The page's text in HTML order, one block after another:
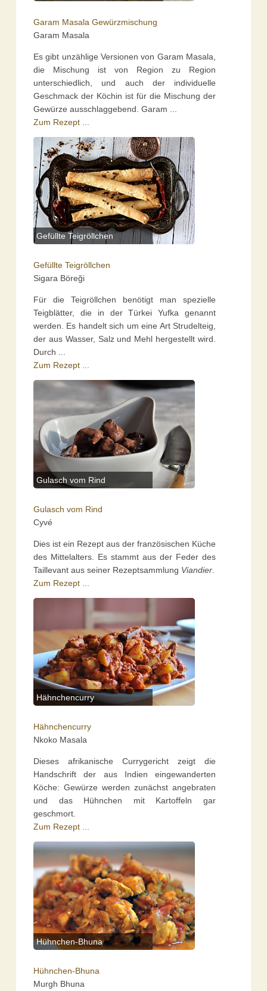
Garam Masala Gewürzmischung
Garam Masala
Es gibt unzählige Versionen von Garam Masala,
die Mischung ist von Region zu Region
unterschiedlich, und auch der individuelle
Geschmack der Köchin ist für die Mischung der
Gewürze ausschlaggebend. Garam ...
Zum Rezept ...
Gefüllte Teigröllchen
Gefüllte Teigröllchen
Sigara Böreği
Für die Teigröllchen benötigt man spezielle
Teigblätter, die in der Türkei Yufka genannt
werden. Es handelt sich um eine Art Strudelteig,
der aus Wasser, Salz und Mehl hergestellt wird.
Durch ...
Zum Rezept ...
Gulasch vom Rind
Gulasch vom Rind
Cyvé
Dies ist ein Rezept aus der französischen Küche
des Mittelalters. Es stammt aus der Feder des
Taillevant aus seiner Rezeptsammlung Viandier.
Zum Rezept ...
Hähnchencurry
Hähnchencurry
Nkoko Masala
Dieses afrikanische Currygericht zeigt die
Handschrift der aus Indien eingewanderten
Köche: Gewürze werden zunächst angebraten
und das Hühnchen mit Kartoffeln gar
geschmort.
Zum Rezept ...
Hühnchen-Bhuna
Hühnchen-Bhuna
Murgh Bhuna